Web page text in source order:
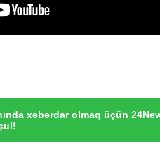
xəbərdar olmaq üçün